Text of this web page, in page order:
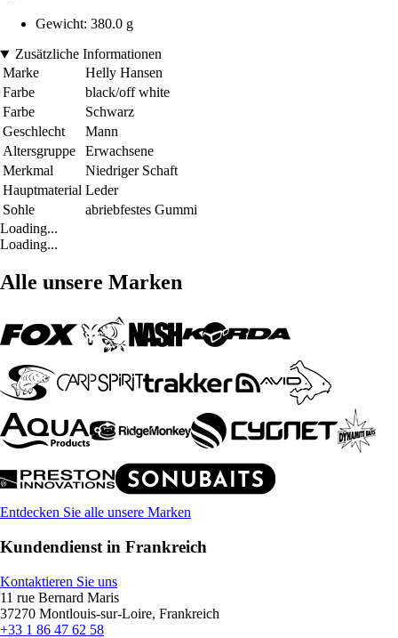
Gewicht: 380.0 g
Zusätzliche Informationen
Marke
Helly Hansen
Farbe
black/off white
Farbe
Schwarz
Geschlecht
Mann
Altersgruppe
Erwachsene
Merkmal
Niedriger Schaft
Hauptmaterial Leder
Sohle
abriebfestes Gummi
Loading...
Loading...
Alle unsere Marken
Entdecken Sie alle unsere Marken
Kundendienst in Frankreich
Kontaktieren Sie uns
11 rue Bernard Maris
37270 Montlouis-sur-Loire, Frankreich
+33 1 86 47 62 58